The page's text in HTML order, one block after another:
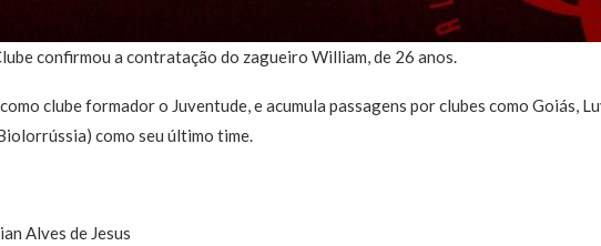
confirmou a contratação do zagueiro William, de 26 anos.
clube formador o Juventude, e acumula passagens por clubes como Goiás,
como seu último time.
Alves de Jesus